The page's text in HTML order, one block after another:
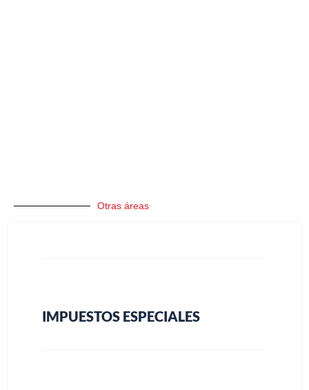
Otras áreas
IMPUESTOS ESPECIALES